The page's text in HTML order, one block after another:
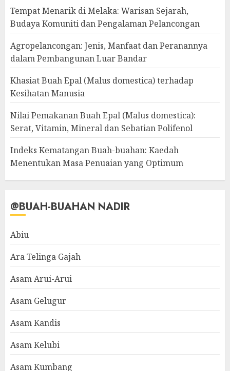
Tempat Menarik di Melaka: Warisan Sejarah,
Budaya Komuniti dan Pengalaman Pelancongan
Agropelancongan: Jenis, Manfaat dan Peranannya
dalam Pembangunan Luar Bandar
Khasiat Buah Epal (Malus domestica) terhadap
Kesihatan Manusia
Nilai Pemakanan Buah Epal (Malus domestica):
Serat, Vitamin, Mineral dan Sebatian Polifenol
Indeks Kematangan Buah-buahan: Kaedah
Menentukan Masa Penuaian yang Optimum
@BUAH-BUAHAN NADIR
Abiu
Ara Telinga Gajah
Asam Arui-Arui
Asam Gelugur
Asam Kandis
Asam Kelubi
Asam Kumbang